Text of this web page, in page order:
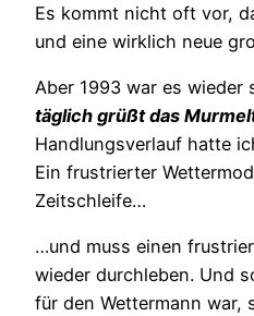
Es kommt nicht oft vor,
und eine wirklich neue
Aber 1993 war es wieder
täglich grüßt das
Handlungsverlauf hatte
Ein frustrierter
Zeitschleife…
…und muss einen
wieder durchleben. Und
für den Wettermann war,